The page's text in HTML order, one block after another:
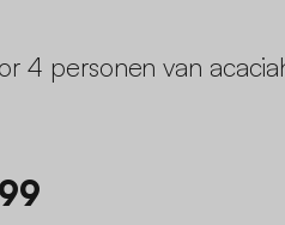
4 personen van